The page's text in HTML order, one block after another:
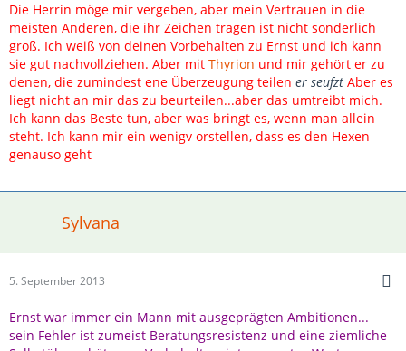
Die Herrin möge mir vergeben, aber mein Vertrauen in die
meisten Anderen, die ihr Zeichen tragen ist nicht sonderlich
groß. Ich weiß von deinen Vorbehalten zu Ernst und ich kann
sie gut nachvollziehen. Aber mit Thyrion und mir gehört er zu
denen, die zumindest ene Überzeugung teilen er seufzt Aber es
liegt nicht an mir das zu beurteilen...aber das umtreibt mich.
Ich kann das Beste tun, aber was bringt es, wenn man allein
steht. Ich kann mir ein wenigv orstellen, dass es den Hexen
genauso geht
Sylvana
5. September 2013
Ernst war immer ein Mann mit ausgeprägten Ambitionen...
sein Fehler ist zumeist Beratungsresistenz und eine ziemliche